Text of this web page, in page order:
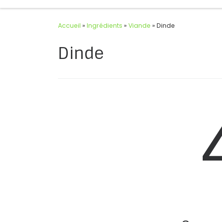
Accueil » Ingrédients » Viande » Dinde
Dinde